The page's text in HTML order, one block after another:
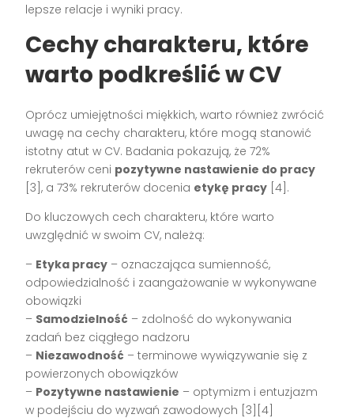
lepsze relacje i wyniki pracy.
Cechy charakteru, które
warto podkreślić w CV
Oprócz umiejętności miękkich, warto również zwrócić
uwagę na cechy charakteru, które mogą stanowić
istotny atut w CV. Badania pokazują, że 72%
rekruterów ceni pozytywne nastawienie do pracy
[3], a 73% rekruterów docenia etykę pracy [4].
Do kluczowych cech charakteru, które warto
uwzględnić w swoim CV, należą:
– Etyka pracy – oznaczająca sumienność,
odpowiedzialność i zaangażowanie w wykonywane
obowiązki
– Samodzielność – zdolność do wykonywania
zadań bez ciągłego nadzoru
– Niezawodność – terminowe wywiązywanie się z
powierzonych obowiązków
– Pozytywne nastawienie – optymizm i entuzjazm
w podejściu do wyzwań zawodowych [3][4]